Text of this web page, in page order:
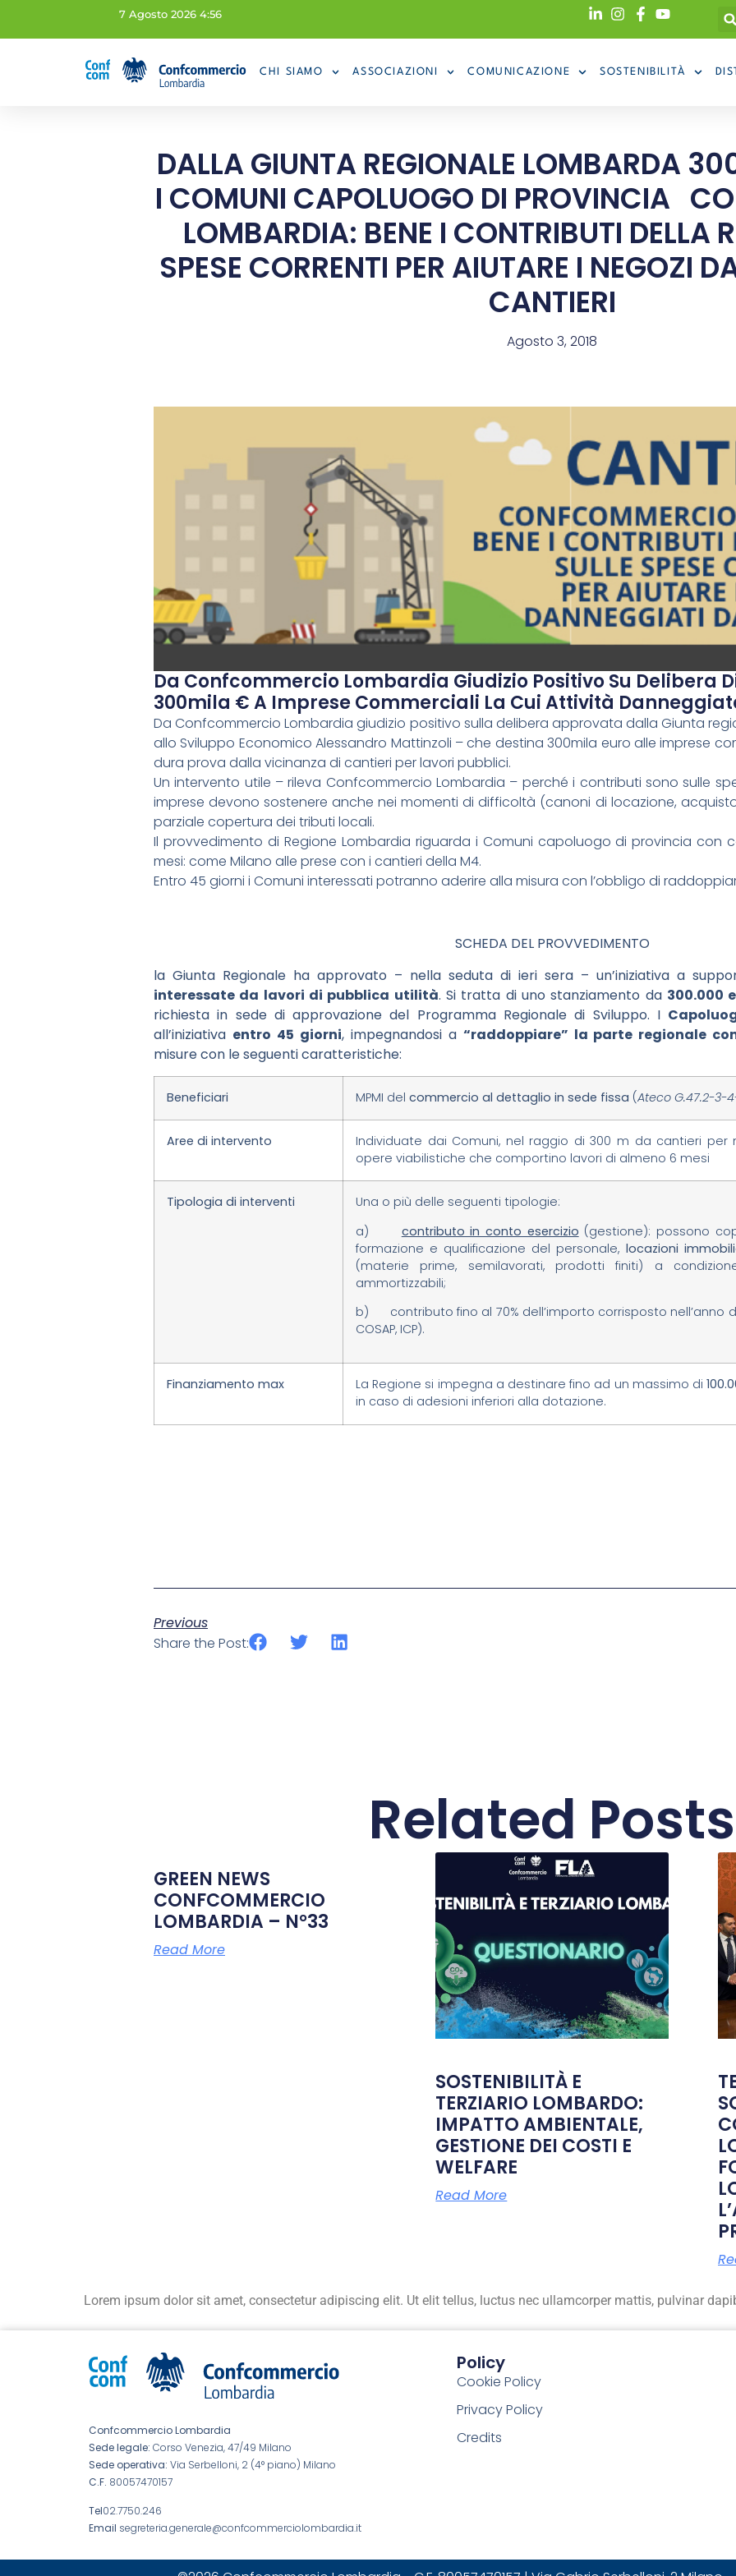
7 Agosto 2026 4:56
CHI SIAMO ASSOCIAZIONI COMUNICAZIONE SOSTENIBILITÀ
DALLA GIUNTA REGIONALE LOMBARDA
I COMUNI CAPOLUOGO DI PROVINCIA
LOMBARDIA: BENE I CONTRIBUTI DELLA
SPESE CORRENTI PER AIUTARE I NEGOZI
CANTIERI
Agosto 3, 2018
Da Confcommercio Lombardia Giudizio Positivo Su Delibera
300mila € A Imprese Commerciali La Cui Attività
Da Confcommercio Lombardia giudizio positivo sulla delibera approvata dalla Giunta
allo Sviluppo Economico Alessandro Mattinzoli – che destina 300mila euro alle imprese
dura prova dalla vicinanza di cantieri per lavori pubblici.
Un intervento utile – rileva Confcommercio Lombardia – perché i contributi sono sulle
imprese devono sostenere anche nei momenti di difficoltà (canoni di locazione,
parziale copertura dei tributi locali.
Il provvedimento di Regione Lombardia riguarda i Comuni capoluogo di provincia con
mesi: come Milano alle prese con i cantieri della M4.
Entro 45 giorni i Comuni interessati potranno aderire alla misura con l’obbligo di
SCHEDA DEL PROVVEDIMENTO
la Giunta Regionale ha approvato – nella seduta di ieri sera – un’iniziativa a
interessate da lavori di pubblica utilità. Si tratta di uno stanziamento da 300.000
richiesta in sede di approvazione del Programma Regionale di Sviluppo. I
all’iniziativa entro 45 giorni, impegnandosi a “raddoppiare” la parte regionale
misure con le seguenti caratteristiche:
Beneficiari MPMI del commercio al dettaglio in sede fissa (Ateco G.47.2-3-
Aree di intervento
Individuate dai Comuni, nel raggio di 300 m da cantieri
opere viabilistiche che comportino lavori di almeno 6 mesi
Tipologia di interventi
Una o più delle seguenti tipologie:
a) contributo in conto esercizio (gestione): possono
formazione e qualificazione del personale, locazioni
(materie prime, semilavorati, prodotti finiti) a
ammortizzabili;
b) contributo fino al 70% dell’importo corrisposto nell’anno
COSAP, ICP).
Finanziamento max La Regione si impegna a destinare fino ad un massimo di
in caso di adesioni inferiori alla dotazione.
Previous
Share the Post:
Related Posts
GREEN NEWS
CONFCOMMERCIO
LOMBARDIA – N°33
Read More
SOSTENIBILITÀ E
TERZIARIO LOMBARDO:
IMPATTO AMBIENTALE,
GESTIONE DEI COSTI E
WELFARE
Read More
Lorem ipsum dolor sit amet, consectetur adipiscing elit. Ut elit tellus, luctus nec ullamcorper mattis, pulvinar
Confcommercio Lombardia
Sede legale: Corso Venezia, 47/49 Milano
Sede operativa: Via Serbelloni, 2 (4° piano) Milano
C.F. 80057470157
Tel02.7750.246
Email segreteria.generale@confcommerciolombardia.it
Policy
Cookie Policy
Privacy Policy
Credits